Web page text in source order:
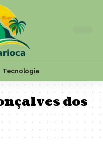
Tecnologia
dos